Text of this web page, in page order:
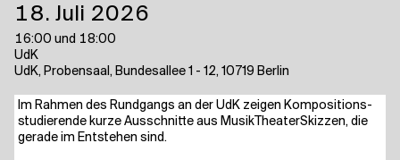
18. Juli 2026
16:00 und 18:00
UdK
UdK, Probensaal, Bundesallee 1 - 12, 10719 Berlin
Im Rah­men des Rund­gangs an der UdK zei­gen Kom­po­si­ti­ons­
stu­die­ren­de kur­ze Aus­schnit­te aus Musik­Thea­ter­Skiz­zen, die
gera­de im Ent­ste­hen sind.